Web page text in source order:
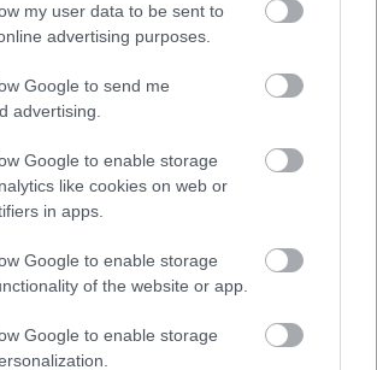
my user data to be sent to
advertising purposes.
Google to send me
advertising.
Google to enable storage
like cookies on web or
in apps.
Google to enable storage
of the website or app.
Google to enable storage
15.
Fighters Facebook oldalán jelent
amiben Dave Grohl elismeri a